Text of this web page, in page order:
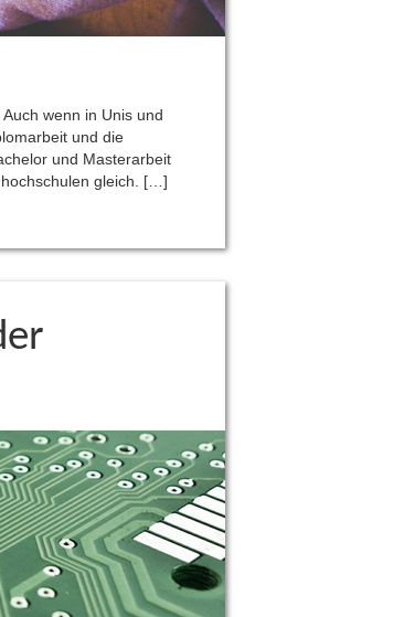
wenn in Unis und
und die
und Masterarbeit
gleich. […]